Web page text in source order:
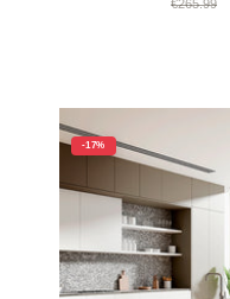
€265.99
-17%